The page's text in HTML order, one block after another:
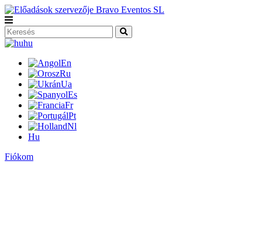
hu
En
Ru
Ua
Es
Fr
Pt
Nl
Hu
Fiókom